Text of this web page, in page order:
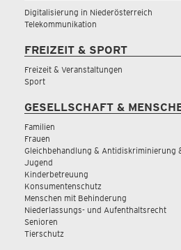
Digitalisierung in Niederösterreich
Telekommunikation
FREIZEIT & SPORT
Freizeit & Veranstaltungen
Sport
GESELLSCHAFT &
Familien
Frauen
Gleichbehandlung & Antidiskriminierung
Jugend
Kinderbetreuung
Konsumentenschutz
Menschen mit Behinderung
Niederlassungs- und Aufenthaltsrecht
Senioren
Tierschutz